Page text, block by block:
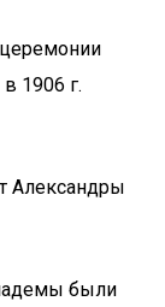
1906 г.
Александры
были